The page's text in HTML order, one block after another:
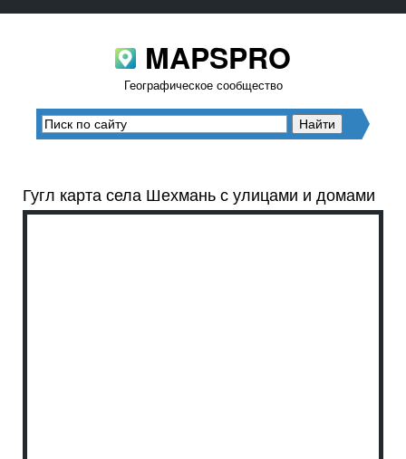
MAPSPRO
Географическое сообщество
Гугл карта села Шехмань с улицами и домами